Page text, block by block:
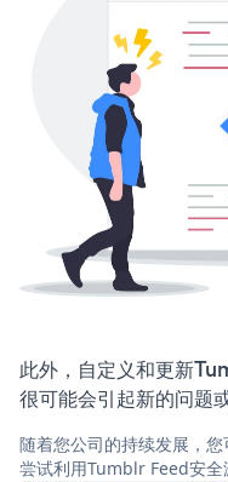
此外，自定义和更新
很可能会引起新的问题
随着您公司的持续发展，
尝试利用Tumblr Feed安全